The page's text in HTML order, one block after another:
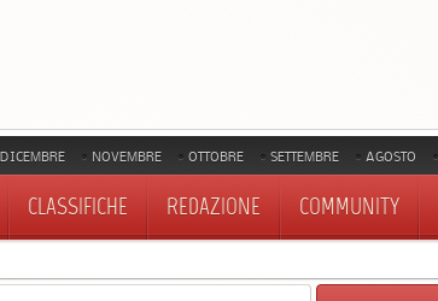
DICEMBRE NOVEMBRE OTTOBRE SETTEMBRE AGOSTO
CLASSIFICHE REDAZIONE COMMUNITY